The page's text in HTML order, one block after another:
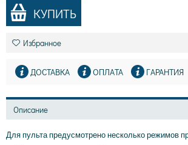
КУПИТЬ
Избранное
ДОСТАВКА ОПЛАТА ГАРАНТИЯ
Описание
Для пульта предусмотрено несколько режимов